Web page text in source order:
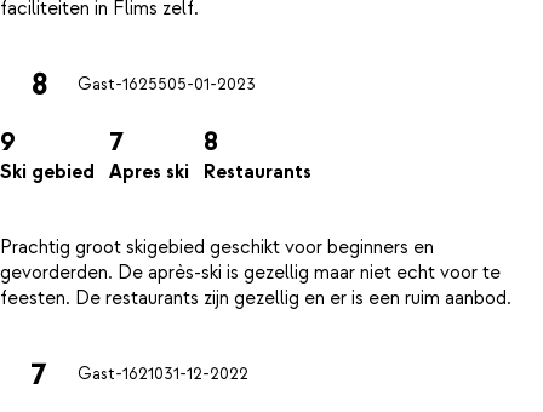
8 Gast-1625505-01-2023
9
Ski gebied
7
Apres ski
8
Restaurants
Prachtig groot skigebied geschikt voor beginners en
gevorderden. De après-ski is gezellig maar niet echt voor te
7 Gast-1621031-12-2022